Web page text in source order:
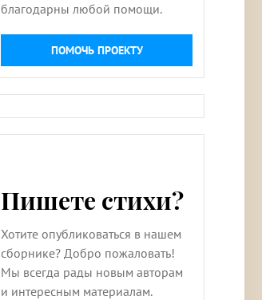
благодарны любой помощи.
ПОМОЧЬ ПРОЕКТУ
Пишете стихи?
Хотите опубликоваться в нашем
сборнике? Добро пожаловать!
Мы всегда рады новым авторам
и интересным материалам.